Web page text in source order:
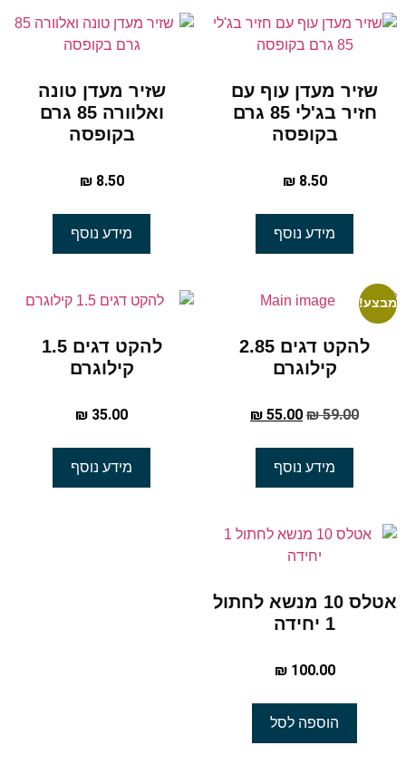
שזיר מעדן עוף עם
חזיר בג'לי 85 גרם
בקופסה
₪8.50
מידע נוסף
שזיר מעדן טונה
ואלוורה 85 גרם
בקופסה
₪8.50
מידע נוסף
מבצע!
להקט דגים 2.85
קילוגרם
₪59.00
₪ 55.00
מידע נוסף
להקט דגים 1.5
קילוגרם
₪ 35.00
מידע נוסף
אטלס 10 מנשא לחתול
1 יחידה
₪100.00
הוספה לסל